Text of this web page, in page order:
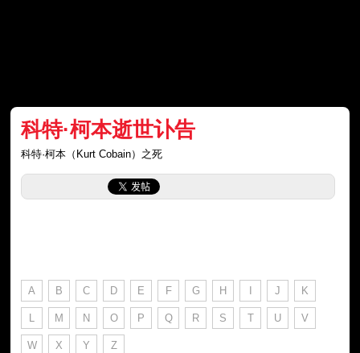
科特·柯本逝世讣告
科特·柯本（Kurt Cobain）之死
A B C D E F G H I J K
L M N O P Q R S T U V
W X Y Z